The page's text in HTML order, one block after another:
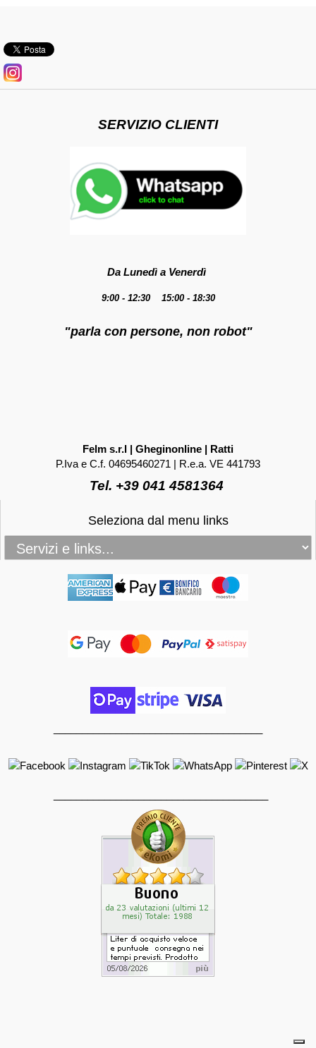
SERVIZIO CLIENTI
Da Lunedì a Venerdì
9:00 - 12:30 15:00 - 18:30
"parla con persone, non robot"
Felm s.r.l | Gheginonline | Ratti
P.Iva e C.f. 04695460271 | R.e.a. VE 441793
Tel. +39 041 4581364
Seleziona dal menu links